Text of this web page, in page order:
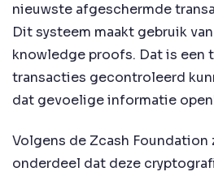
nieuwste afgeschermde
Dit systeem maakt gebruik
knowledge proofs. Dat is een
transacties gecontroleerd
dat gevoelige informatie
Volgens de Zcash
onderdeel dat deze